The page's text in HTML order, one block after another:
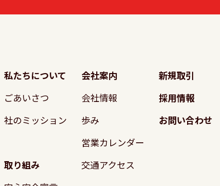
私たちについて
ごあいさつ
社のミッション
取り組み
会社案内
会社情報
歩み
営業カレンダー
交通アクセス
新規取引
採用情報
お問い合わせ